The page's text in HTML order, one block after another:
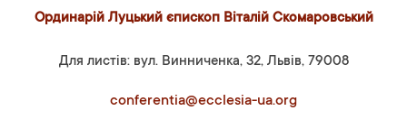
Ординарій Луцький єпископ Віталій Скомаровський
Для листів: вул. Винниченка, 32, Львів, 79008
conferentia@ecclesia-ua.org